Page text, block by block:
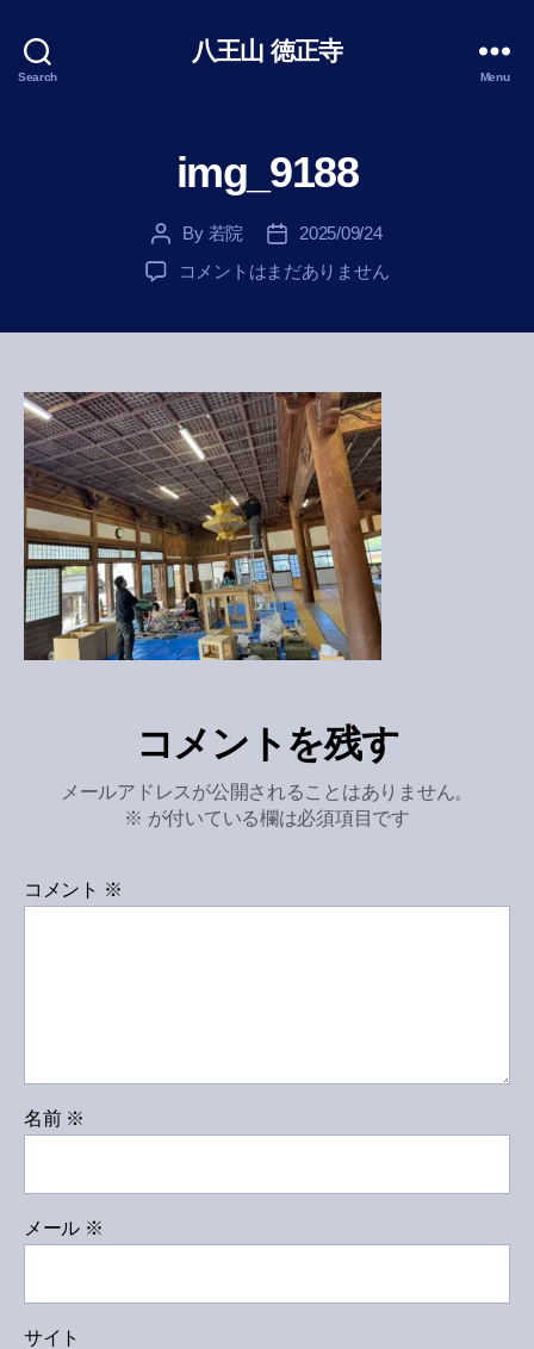
Search
八王山 徳正寺
Menu
img_9188
Post
author
By 若院
Post
date
2025/09/24
img_9188
コメントはまだありません
コメントを残す
メールアドレスが公開されることはありません。
※ が付いている欄は必須項目です
コメント ※
名前 ※
メール ※
サイト